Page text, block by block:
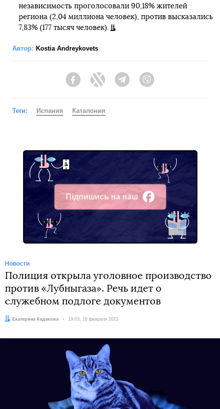
независимость проголосовали 90,18% жителей
региона (2,04 миллиона человек), против высказались
7,83% (177 тысяч человек).
Автор: Kostia Andreykovets
FacebookTwitter Telegram
Теги: Испания Каталония
Підпишись на наш
Facebook
Новости
Полиция открыла уголовное производство
против «Лубныгаза». Речь идет о
служебном подлоге документов
Автор:Екатерина Кадакова Дата:
19:03, 16 февраля 2021